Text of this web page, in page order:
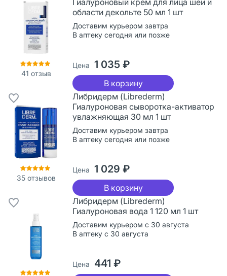
41 отзыв
области декольте 50 мл 1 шт
Доставим курьером завтра
В аптеку сегодня или позже
Цена 1 035 ₽
В корзину
35отзывов
Либридерм (Librederm)
Гиалуроновая сыворотка-активатор
увлажняющая 30 мл 1 шт
Доставим курьером завтра
В аптеку сегодня или позже
Цена 1 029 ₽
В корзину
Либридерм (Librederm)
Гиалуроновая вода 1 120 мл 1 шт
Доставим курьером с 30 августа
В аптеку с 30 августа
Цена 441 ₽